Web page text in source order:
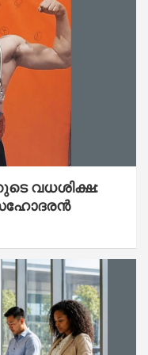
വധശിക്ഷ:
സഹോദരൻ